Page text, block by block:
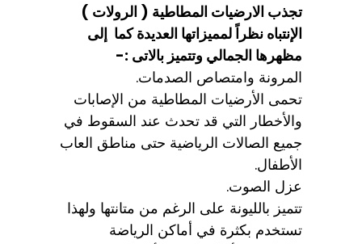
تجذب الارضيات المطاطية ( الرولات )
الإنتباه نظراً لمميزاتها العديدة كما إلى
مظهرها الجمالي وتتميز بالاتى :-
المرونة وامتصاص الصدمات.
تحمى الأرضيات المطاطية من الإصابات
والأخطار التي قد تحدث عند السقوط في
جميع الصالات الرياضية حتى مناطق العاب
الأطفال.
عزل الصوت.
تتميز بالليونة على الرغم من متانتها ولهذا
تستخدم بكثرة في أماكن الرياضة